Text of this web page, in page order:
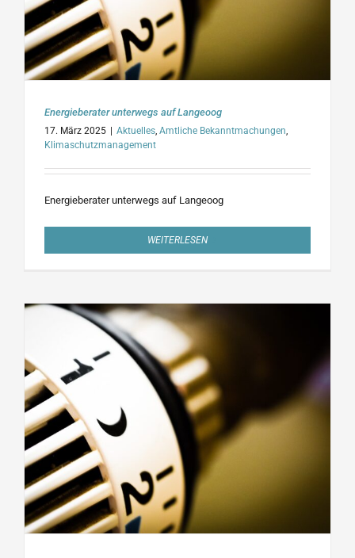
Energieberater unterwegs auf Langeoog
17. März 2025 | Aktuelles Amtliche Bekanntmachungen
Klimaschutzmanagement
Energieberater unterwegs auf Langeoog
WEITERLESEN